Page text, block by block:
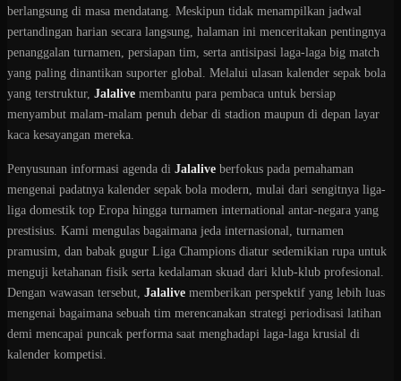
berlangsung di masa mendatang. Meskipun tidak menampilkan jadwal
pertandingan harian secara langsung, halaman ini menceritakan pentingnya
penanggalan turnamen, persiapan tim, serta antisipasi laga-laga big match
yang paling dinantikan suporter global. Melalui ulasan kalender sepak bola
yang terstruktur, Jalalive membantu para pembaca untuk bersiap
menyambut malam-malam penuh debar di stadion maupun di depan layar
kaca kesayangan mereka.
Penyusunan informasi agenda di Jalalive berfokus pada pemahaman
mengenai padatnya kalender sepak bola modern, mulai dari sengitnya liga-
liga domestik top Eropa hingga turnamen international antar-negara yang
prestisius. Kami mengulas bagaimana jeda internasional, turnamen
pramusim, dan babak gugur Liga Champions diatur sedemikian rupa untuk
menguji ketahanan fisik serta kedalaman skuad dari klub-klub profesional.
Dengan wawasan tersebut, Jalalive memberikan perspektif yang lebih luas
mengenai bagaimana sebuah tim merencanakan strategi periodisasi latihan
demi mencapai puncak performa saat menghadapi laga-laga krusial di
kalender kompetisi.